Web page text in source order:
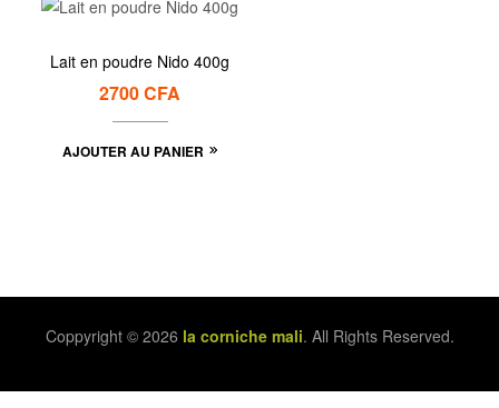
Lait en poudre Nido 400g
2700CFA
AJOUTER AU PANIER
Coppyright © 2026 la corniche mali. All Rights Reserved.